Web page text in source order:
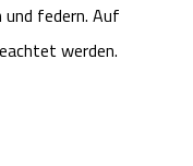
federn. Auf
werden.